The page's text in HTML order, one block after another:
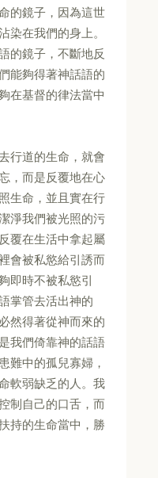
的鏡子，因為這世
染在我們的身上。
的鏡子，不斷地反
能夠得著神話語的
在基督的律法當中
行道的生命，就會
，而是反覆地在心
生命，並且實在行
淨我們被光照的污
覆在生活中拿起屬
會被私慾給引誘而
即時不被私慾引
掌管去活出神的
然得著從神而來的
我們倚靠神的話語
難中的孤兒寡婦，
軟弱缺乏的人。我
制自己的口舌，而
持的生命當中，勝